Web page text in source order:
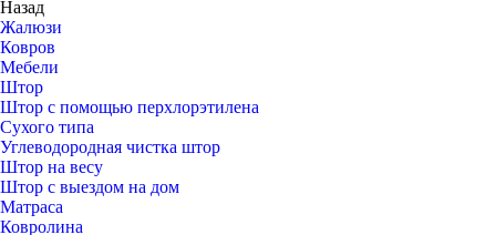
Назад
Жалюзи
Ковров
Мебели
Штор
Штор с помощью перхлорэтилена
Сухого типа
Углеводородная чистка штор
Штор на весу
Штор с выездом на дом
Матраса
Ковролина